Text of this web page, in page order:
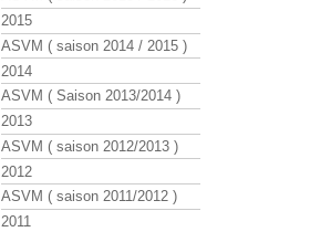
2015
ASVM ( saison 2014 / 2015 )
2014
ASVM ( Saison 2013/2014 )
2013
ASVM ( saison 2012/2013 )
2012
ASVM ( saison 2011/2012 )
2011